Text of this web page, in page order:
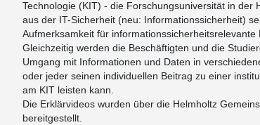
Technologie (KIT) - die Forschungsuniversität in der
aus der IT-Sicherheit (neu: Informationssicherheit)
Aufmerksamkeit für
Gleichzeitig werden die Beschäftigten und die
Umgang mit Informationen und Daten in
oder jeder seinen individuellen Beitrag zu einer
am KIT leisten kann.
Die Erklärvideos wurden über die Helmholtz
bereitgestellt.